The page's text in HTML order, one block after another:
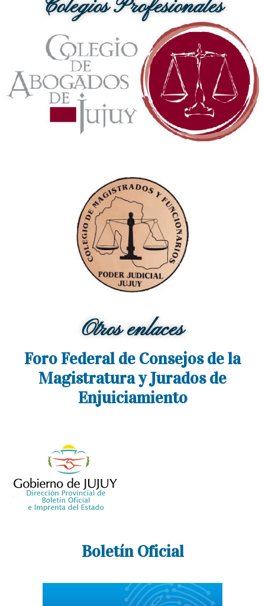
Colegios Profesionales
Otros enlaces
Foro Federal de Consejos de la
Magistratura y Jurados de
Enjuiciamiento
Boletín Oficial